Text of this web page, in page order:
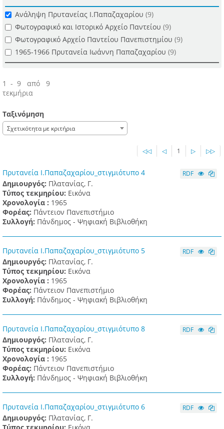
Ανάληψη Πρυτανείας Ι.Παπαζαχαρίου (9)
Φωτογραφικό και Ιστορικό Αρχείο Παντείου (9)
Φωτογραφικό Αρχείο Παντείου Πανεπιστημίου (9)
1965-1966 Πρυτανεία Ιωάννη Παπαζαχαρίου (9)
1 - 9 από 9
τεκμήρια
Ταξινόμηση
Σχετικότητα με κριτήρια
◁◁ ◁ 1 ▷ ▷▷
Πρυτανεία Ι.Παπαζαχαρίου_στιγμιότυπο 4
Δημιουργός: Πλατανίας, Γ.
Τύπος τεκμηρίου: Εικόνα
Χρονολογία : 1965
Φορέας: Πάντειον Πανεπιστήμιο
Συλλογή: Πάνδημος - Ψηφιακή Βιβλιοθήκη
RDF
Πρυτανεία Ι.Παπαζαχαρίου_στιγμιότυπο 5
Δημιουργός: Πλατανίας, Γ.
Τύπος τεκμηρίου: Εικόνα
Χρονολογία : 1965
Φορέας: Πάντειον Πανεπιστήμιο
Συλλογή: Πάνδημος - Ψηφιακή Βιβλιοθήκη
RDF
Πρυτανεία Ι.Παπαζαχαρίου_στιγμιότυπο 8
Δημιουργός: Πλατανίας, Γ.
Τύπος τεκμηρίου: Εικόνα
Χρονολογία : 1965
Φορέας: Πάντειον Πανεπιστήμιο
Συλλογή: Πάνδημος - Ψηφιακή Βιβλιοθήκη
RDF
Πρυτανεία Ι.Παπαζαχαρίου_στιγμιότυπο 6
Δημιουργός: Πλατανίας, Γ.
RDF